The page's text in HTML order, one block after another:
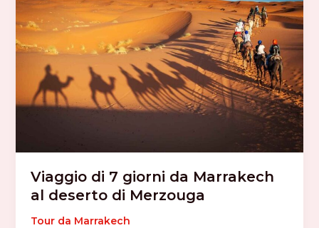
Viaggio di 7 giorni da Marrakech
al deserto di Merzouga
Tour da Marrakech